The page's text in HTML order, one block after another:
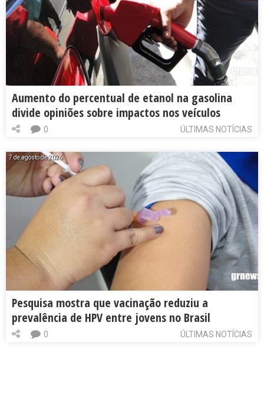
Aumento do percentual de etanol na gasolina
divide opiniões sobre impactos nos veículos
ÚLTIMAS NOTÍCIAS
0
7 de agosto de 2026
Pesquisa mostra que vacinação reduziu a
prevalência de HPV entre jovens no Brasil
ÚLTIMAS NOTÍCIAS
0